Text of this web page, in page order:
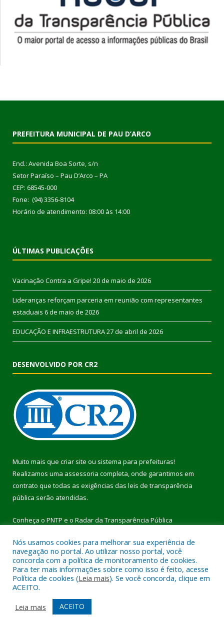
PREFEITURA MUNICIPAL DE PAU D’ARCO
End.: Avenida Boa Sorte, s/n
Setor Paraíso – Pau D’Arco – PA
CEP: 68545-000
Fone: (94) 3356-8104
Horário de atendimento: 08:00 às 14:00
ÚLTIMAS PUBLICAÇÕES
Vacinação Contra a Gripe! 20 de maio de 2026
Lideranças reforçam parceria em reunião com representantes
estaduais 6 de maio de 2026
EDUCAÇÃO E INFRAESTRUTURA27 de abril de 2026
DESENVOLVIDO POR CR2
Muito mais que criar site ou sistema para prefeituras!
Realizamos uma assessoria completa, onde garantimos em
contrato que todas as exigências das leis de transparência
pública serão atendidas.
Conheça o PNTP e o Radar da Transparência Pública
Todos os direitos reservados a Prefeitura Municipal de Pau
D’Arco.
Mapa do Site
Acessar Área Administrativa
Acessar Webmail
Nós usamos cookies para melhorar sua experiência de
navegação no portal. Ao utilizar nosso portal, você
concorda com a política de monitoramento de cookies.
Para ter mais informações sobre como isso é feito, acesse
Política de cookies (Leia mais). Se você concorda, clique em
ACEITO.
Leia mais
ACEITO